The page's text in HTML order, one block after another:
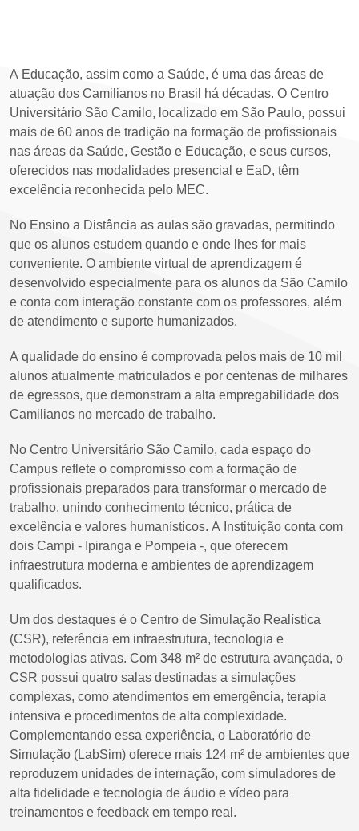
A Educação, assim como a Saúde, é uma das áreas de
atuação dos Camilianos no Brasil há décadas. O Centro
Universitário São Camilo, localizado em São Paulo, possui
mais de 60 anos de tradição na formação de profissionais
nas áreas da Saúde, Gestão e Educação, e seus cursos,
oferecidos nas modalidades presencial e EaD, têm
excelência reconhecida pelo MEC.
No Ensino a Distância as aulas são gravadas, permitindo
que os alunos estudem quando e onde lhes for mais
conveniente. O ambiente virtual de aprendizagem é
desenvolvido especialmente para os alunos da São Camilo
e conta com interação constante com os professores, além
de atendimento e suporte humanizados.
A qualidade do ensino é comprovada pelos mais de 10 mil
alunos atualmente matriculados e por centenas de milhares
de egressos, que demonstram a alta empregabilidade dos
Camilianos no mercado de trabalho.
No Centro Universitário São Camilo, cada espaço do
Campus reflete o compromisso com a formação de
profissionais preparados para transformar o mercado de
trabalho, unindo conhecimento técnico, prática de
excelência e valores humanísticos. A Instituição conta com
dois Campi - Ipiranga e Pompeia -, que oferecem
infraestrutura moderna e ambientes de aprendizagem
qualificados.
Um dos destaques é o Centro de Simulação Realística
(CSR), referência em infraestrutura, tecnologia e
metodologias ativas. Com 348 m² de estrutura avançada, o
CSR possui quatro salas destinadas a simulações
complexas, como atendimentos em emergência, terapia
intensiva e procedimentos de alta complexidade.
Complementando essa experiência, o Laboratório de
Simulação (LabSim) oferece mais 124 m² de ambientes que
reproduzem unidades de internação, com simuladores de
alta fidelidade e tecnologia de áudio e vídeo para
treinamentos e feedback em tempo real.